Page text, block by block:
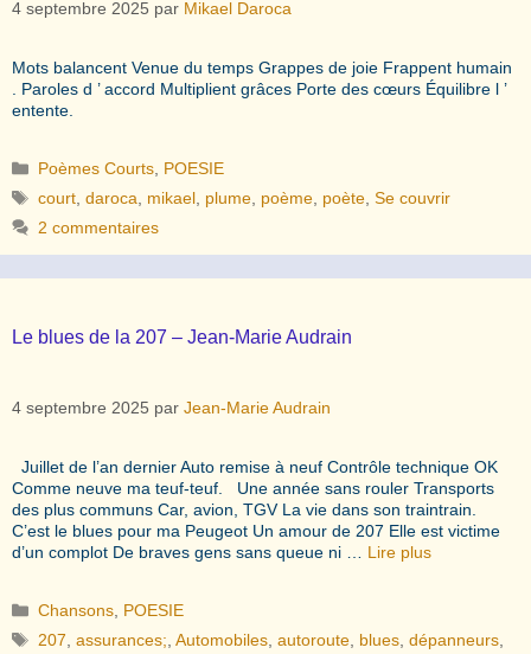
4 septembre 2025 par Mikael Daroca
Mots balancent Venue du temps Grappes de joie Frappent humain
. Paroles d ’ accord Multiplient grâces Porte des cœurs Équilibre l ’
entente.
Catégories
Poèmes Courts POESIE
Étiquettes
court ,daroca mikael plume poème poète ,Se couvrir
2 commentaires
Le blues de la 207 – Jean-Marie Audrain
4 septembre 2025 par Jean-Marie Audrain
Juillet de l’an dernier Auto remise à neuf Contrôle technique OK
Comme neuve ma teuf-teuf. Une année sans rouler Transports
des plus communs Car, avion, TGV La vie dans son traintrain.
C’est le blues pour ma Peugeot Un amour de 207 Elle est victime
d’un complot De braves gens sans queue ni … Lire plus
Catégories
Chansons POESIE
Étiquettes
207 ,assurances; ,Automobiles ,autoroute blues ,dépanneurs